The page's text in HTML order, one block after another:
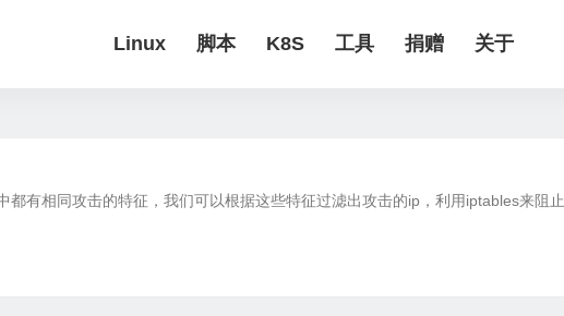
Linux 脚本 K8S 工具 捐赠 关于
都有相同攻击的特征，我们可以根据这些特征过滤出攻击的ip，利用iptables来阻止